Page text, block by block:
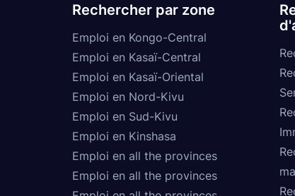
Rechercher par zone
Emploi en Kongo-Central
Emploi en Kasaï-Central
Emploi en Kasaï-Oriental
Emploi en Nord-Kivu
Emploi en Sud-Kivu
Emploi en Kinshasa
Emploi en all the provinces
Emploi en all the provinces